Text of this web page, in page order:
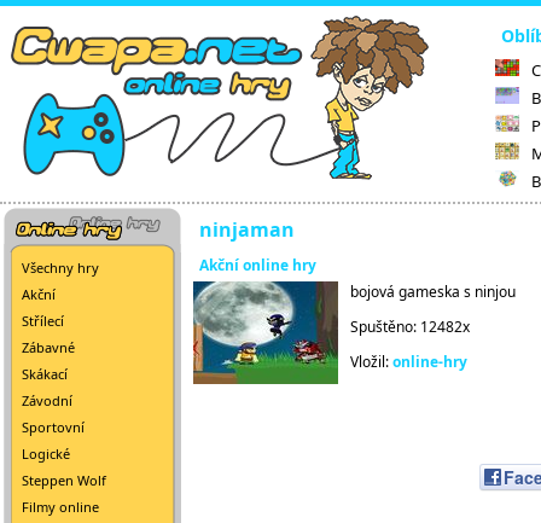
Všechny hry
Akční
Střílecí
Zábavné
Skákací
Závodní
Sportovní
Logické
Steppen Wolf
Filmy online
ninjaman
Akční online hry
bojová gameska s ninjou
Spuštěno: 12482x
Vložil:online-hry